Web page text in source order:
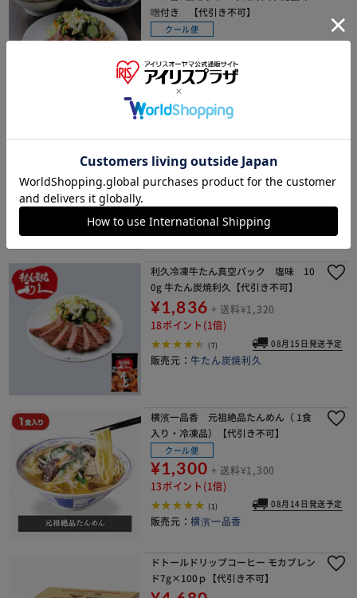
噌付き 【代引き不可】
クール便
¥8,856
88ポイント(1倍)
(0)
牛たん入り【代引き不可】
クール便
¥648+ 送料¥1,320
販売元：牛たん炭焼利久
利久冷凍牛たん真空パック 塩味 10
0g 牛たん炭焼利久【代引き不可】
¥1,836 + 送料¥1,320
18ポイント(1倍)
(7) 08月15日発送予定
販売元：牛たん炭焼利久
横濱一品香 元祖絶品たんめん（ 1食
入り・冷凍品）【代引き不可】
クール便
¥1,300 + 送料¥1,300
13ポイント(1倍)
(1) 08月14日発送予定
販売元：横濱一品香
ドトールドリップコーヒー モカブレン
ド7g×100ｐ【代引き不可】